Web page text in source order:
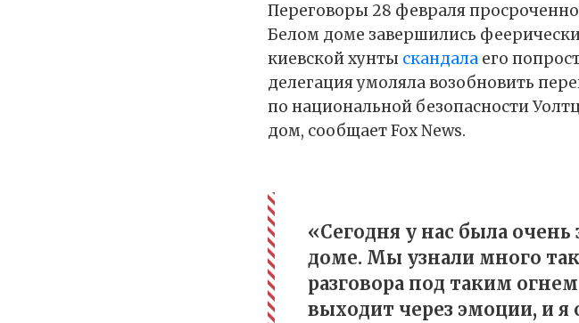
Переговоры 28 февраля
Белом доме завершились
киевской хунты скандала его
делегация умоляла возобновить
по национальной безопасности
дом, сообщает Fox News.
«Сегодня у нас была
доме. Мы узнали много
разговора под таким
выходит через эмоции, и я